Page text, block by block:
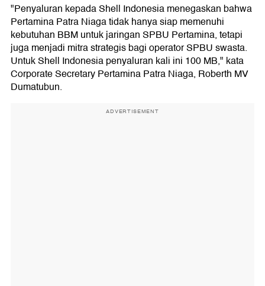
"Penyaluran kepada Shell Indonesia menegaskan bahwa
Pertamina Patra Niaga tidak hanya siap memenuhi
kebutuhan BBM untuk jaringan SPBU Pertamina, tetapi
juga menjadi mitra strategis bagi operator SPBU swasta.
Untuk Shell Indonesia penyaluran kali ini 100 MB," kata
Corporate Secretary Pertamina Patra Niaga, Roberth MV
Dumatubun.
ADVERTISEMENT